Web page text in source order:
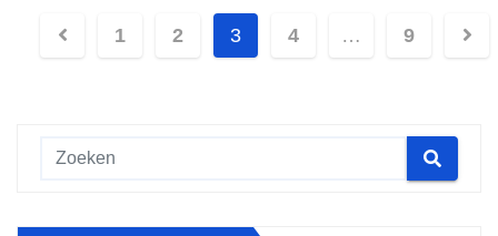
Berichtnavigatie
1 2 3 4 … 9